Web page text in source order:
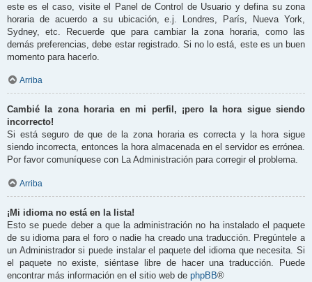
este es el caso, visite el Panel de Control de Usuario y defina su zona
horaria de acuerdo a su ubicación, e.j. Londres, París, Nueva York,
Sydney, etc. Recuerde que para cambiar la zona horaria, como las
demás preferencias, debe estar registrado. Si no lo está, este es un buen
momento para hacerlo.
Arriba
Cambié la zona horaria en mi perfil, ¡pero la hora sigue siendo
incorrecto!
Si está seguro de que de la zona horaria es correcta y la hora sigue
siendo incorrecta, entonces la hora almacenada en el servidor es errónea.
Por favor comuníquese con La Administración para corregir el problema.
Arriba
¡Mi idioma no está en la lista!
Esto se puede deber a que la administración no ha instalado el paquete
de su idioma para el foro o nadie ha creado una traducción. Pregúntele a
un Administrador si puede instalar el paquete del idioma que necesita. Si
el paquete no existe, siéntase libre de hacer una traducción. Puede
encontrar más información en el sitio web de phpBB®